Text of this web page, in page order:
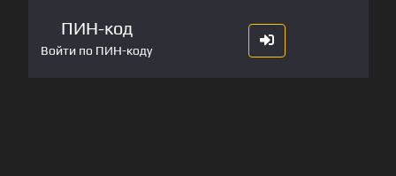
ПИН-код
Войти по ПИН-коду